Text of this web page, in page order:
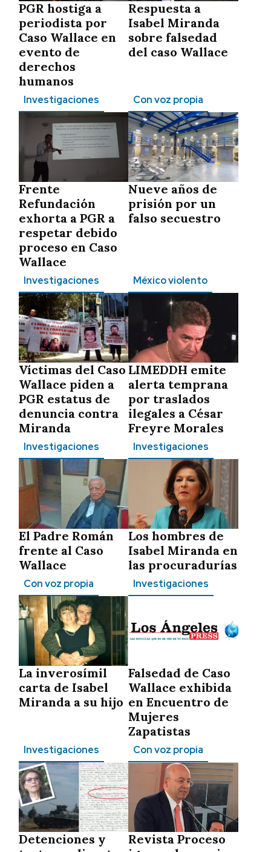
PGR hostiga a
periodista por
Caso Wallace en
evento de
derechos
humanos
Respuesta a
Isabel Miranda
sobre falsedad
del caso Wallace
Investigaciones
Frente
Refundación
exhorta a PGR a
respetar debido
proceso en Caso
Wallace
Con voz propia
Nueve años de
prisión por un
falso secuestro
Investigaciones
Víctimas del Caso
Wallace piden a
PGR estatus de
denuncia contra
Miranda
México violento
LIMEDDH emite
alerta temprana
por traslados
ilegales a César
Freyre Morales
Investigaciones
El Padre Román
frente al Caso
Wallace
Investigaciones
Los hombres de
Isabel Miranda en
las procuradurías
Con voz propia
La inverosímil
carta de Isabel
Miranda a su hijo
Investigaciones
Falsedad de Caso
Wallace exhibida
en Encuentro de
Mujeres
Zapatistas
Investigaciones
Detenciones y
Con voz propia
Revista Proceso